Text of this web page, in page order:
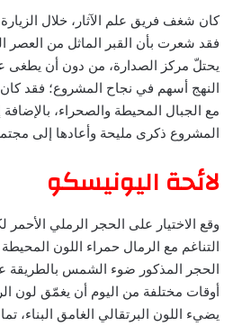
كان شغف فريق علم الآثار، خلال الزيارة
فقد شعرت بأن القبر الماثل من العصر
يحتلّ مركز الصدارة، من دون أن يطغى
النهج أسهم في نجاح المشروع؛ فقد
مع الجبال المحيطة والصحراء،
المشروع ذكرى مليحة وأعادها إلى
لائحة اليونيسكو
وقع الاختيار على الحجر الرملي الأحمر
التناغم مع الرمال حمراء اللون
الحجر المذكور ضوء الشمس بالطريقة
أوقات مختلفة من اليوم أن يغمّق لون
يضيء اللون البرتقالي الغامق البناء،